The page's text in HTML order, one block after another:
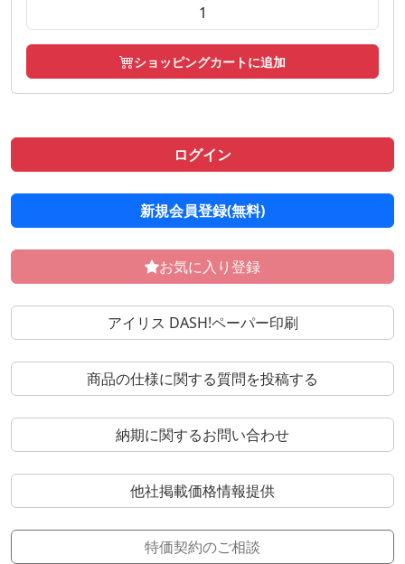
ショッピングカートに追加
ログイン
新規会員登録(無料)
お気に入り登録
アイリス DASH!ペーパー印刷
商品の仕様に関する質問を投稿する
納期に関するお問い合わせ
他社掲載価格情報提供
特価契約のご相談